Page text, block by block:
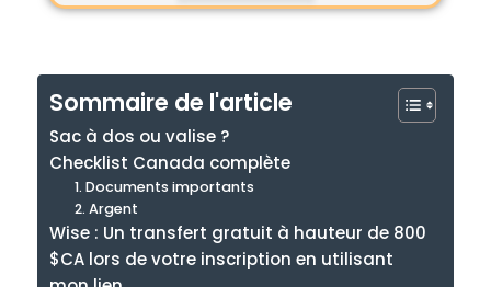
Sommaire de l'article
Sac à dos ou valise ?
Checklist Canada complète
1. Documents importants
2. Argent
Wise : Un transfert gratuit à hauteur de 800
$CA lors de votre inscription en utilisant